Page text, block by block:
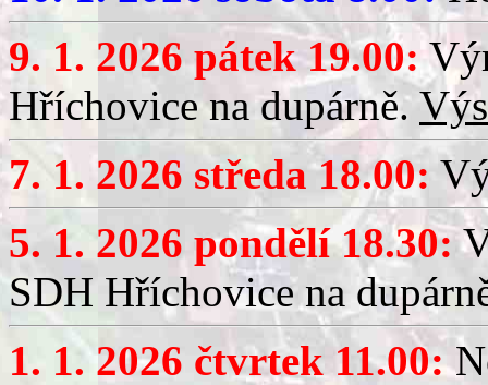
9. 1. 2026 pátek 19.00:
Hříchovice na dupárně.
7. 1. 2026 středa 18.00:
5. 1. 2026 pondělí 18.30:
SDH Hříchovice na
1. 1. 2026 čtvrtek 11.00: